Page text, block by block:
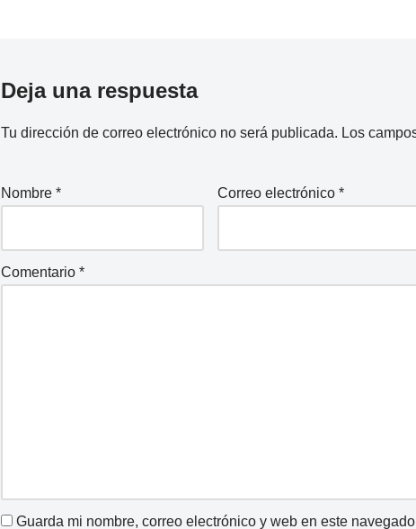
Deja una respuesta
Tu dirección de correo electrónico no será publicada. Los
Nombre * Correo electrónico *
Comentario *
Guarda mi nombre, correo electrónico y web en este